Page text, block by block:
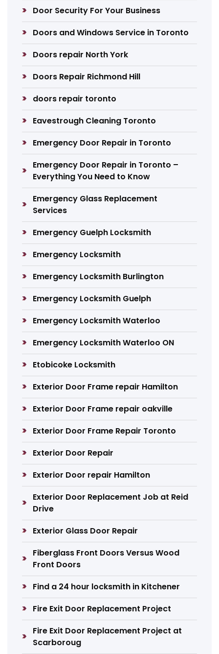
Door Security For Your Business
Doors and Windows Service in Toronto
Doors repair North York
Doors Repair Richmond Hill
doors repair toronto
Eavestrough Cleaning Toronto
Emergency Door Repair in Toronto
Emergency Door Repair in Toronto –
Everything You Need to Know
Emergency Glass Replacement
Services
Emergency Guelph Locksmith
Emergency Locksmith
Emergency Locksmith Burlington
Emergency Locksmith Guelph
Emergency Locksmith Waterloo
Emergency Locksmith Waterloo ON
Etobicoke Locksmith
Exterior Door Frame repair Hamilton
Exterior Door Frame repair oakville
Exterior Door Frame Repair Toronto
Exterior Door Repair
Exterior Door repair Hamilton
Exterior Door Replacement Job at Reid
Drive
Exterior Glass Door Repair
Fiberglass Front Doors Versus Wood
Front Doors
Find a 24 hour locksmith in Kitchener
Fire Exit Door Replacement Project
Fire Exit Door Replacement Project at
Scarboroug